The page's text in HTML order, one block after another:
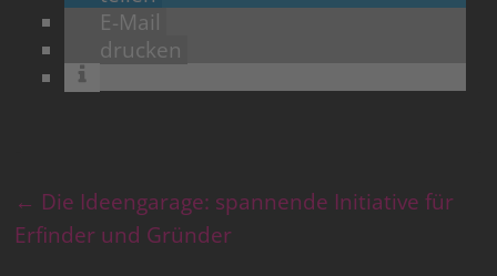
E-Mail
drucken
← Die Ideengarage: spannende Initiative für
Erfinder und Gründer